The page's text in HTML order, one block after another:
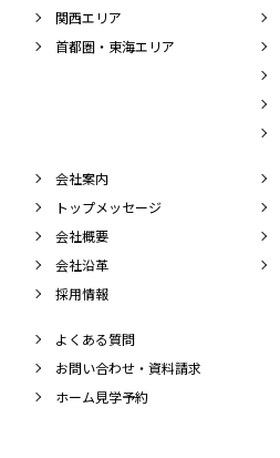
関西エリア
首都圏・東海エリア
会社案内
トップメッセージ
会社概要
会社沿革
採用情報
よくある質問
お問い合わせ・資料請求
ホーム見学予約